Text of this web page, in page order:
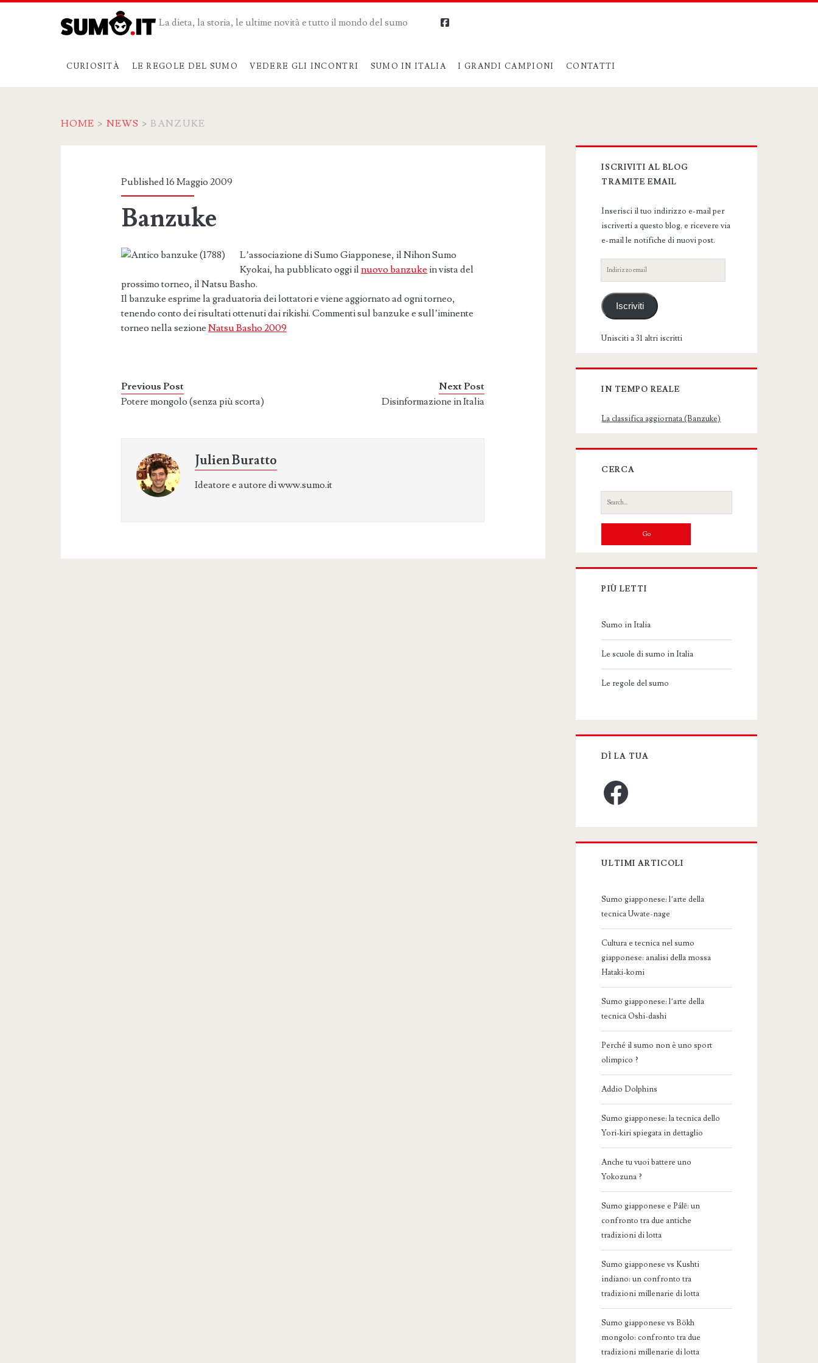
La dieta, la storia, le ultime novità e tutto il mondo del sumo
CURIOSITÀ LE REGOLE DEL SUMO VEDERE GLI INCONTRI SUMO IN ITALIA I GRANDI CAMPIONI CONTATTI
facebook
HOME > NEWS >BANZUKE
Published 16 Maggio 2009
Banzuke
L’associazione di Sumo Giapponese, il Nihon Sumo
Kyokai, ha pubblicato oggi ilnuovo banzuke in vista del
prossimo torneo, il Natsu Basho.
Il banzuke esprime la graduatoria dei lottatori e viene aggiornato ad ogni torneo,
tenendo conto dei risultati ottenuti dai rikishi. Commenti sul banzuke e sull’iminente
torneo nella sezioneNatsu Basho 2009
Previous Post
Potere mongolo (senza più scorta)
Next Post
Disinformazione in Italia
Julien Buratto
Ideatore e autore di www.sumo.it
Primary
Sidebar
ISCRIVITI AL BLOG
TRAMITE EMAIL
Inserisci il tuo indirizzo e-mail per
iscriverti a questo blog, e ricevere via
e-mail le notifiche di nuovi post.
Indirizzo
email
Iscriviti
Unisciti a 31 altri iscritti
IN TEMPO REALE
La classifica aggiornata (Banzuke)
CERCA
Search
for:
PIÙ LETTI
Sumo in Italia
Le scuole di sumo in Italia
Le regole del sumo
DÌ LA TUA
Facebook
ULTIMI ARTICOLI
Sumo giapponese: l’arte della
tecnica Uwate-nage
Cultura e tecnica nel sumo
giapponese: analisi della mossa
Hataki-komi
Sumo giapponese: l’arte della
tecnica Oshi-dashi
Perché il sumo non è uno sport
olimpico ?
Addio Dolphins
Sumo giapponese: la tecnica dello
Yori-kiri spiegata in dettaglio
Anche tu vuoi battere uno
Yokozuna ?
Sumo giapponese e Pálē: un
confronto tra due antiche
tradizioni di lotta
Sumo giapponese vs Kushti
indiano: un confronto tra
tradizioni millenarie di lotta
Sumo giapponese vs Bökh
mongolo: confronto tra due
tradizioni millenarie di lotta